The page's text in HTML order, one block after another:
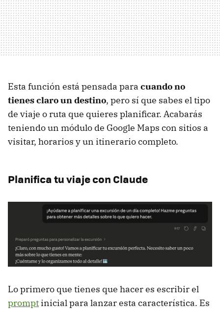
Esta función está pensada para cuando no
tienes claro un destino, pero sí que sabes el tipo
de viaje o ruta que quieres planificar. Acabarás
teniendo un módulo de Google Maps con sitios a
visitar, horarios y un itinerario completo.
Planifica tu viaje con Claude
Lo primero que tienes que hacer es escribir el
prompt inicial para lanzar esta característica. Es